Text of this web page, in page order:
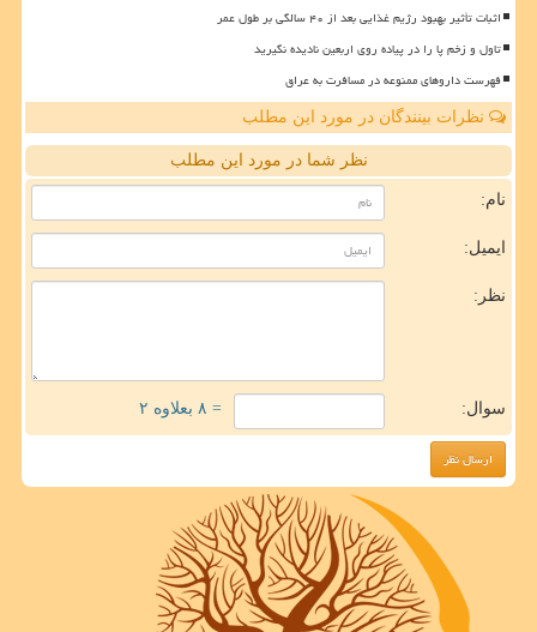
اثبات تأثیر بهبود رژیم غذایی بعد از ۴۰ سالگی بر طول عمر
تاول و زخم پا را در پیاده روی اربعین نادیده نگیرید
فهرست داروهای ممنوعه در مسافرت به عراق
نظرات بینندگان در مورد این مطلب
نظر شما در مورد این مطلب
نام:
ایمیل:
نظر:
سوال: = ۸ بعلاوه ۲